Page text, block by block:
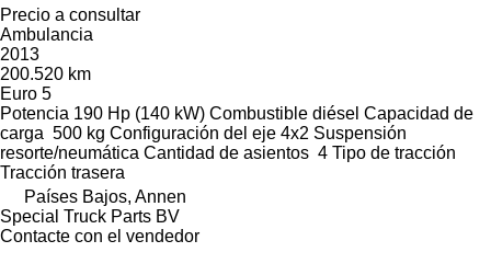
Precio a consultar
Ambulancia
2013
200.520 km
Euro 5
Potencia 190 Hp (140 kW) Combustible diésel Capacidad de
carga 500 kg Configuración del eje 4x2 Suspensión
resorte/neumática Cantidad de asientos 4 Tipo de tracción
Tracción trasera
Países Bajos, Annen
Special Truck Parts BV
Contacte con el vendedor